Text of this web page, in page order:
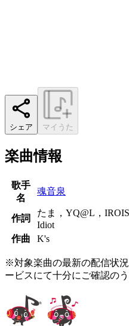
シェア マイうた
楽曲情報
歌手
名
魂音泉
作詞
たま，YQ@L，
Idiot
作曲
K's
※対象楽曲の最新の配信状
ービスにて十分にご確認の